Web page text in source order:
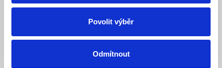
Povolit výběr
Odmítnout